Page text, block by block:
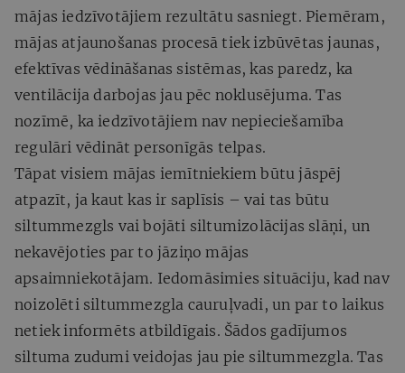
mājas iedzīvotājiem rezultātu sasniegt. Piemēram,
mājas atjaunošanas procesā tiek izbūvētas jaunas,
efektīvas vēdināšanas sistēmas, kas paredz, ka
ventilācija darbojas jau pēc noklusējuma. Tas
nozīmē, ka iedzīvotājiem nav nepieciešamība
regulāri vēdināt personīgās telpas.
Tāpat visiem mājas iemītniekiem būtu jāspēj
atpazīt, ja kaut kas ir saplīsis – vai tas būtu
siltummezgls vai bojāti siltumizolācijas slāņi, un
nekavējoties par to jāziņo mājas
apsaimniekotājam. Iedomāsimies situāciju, kad nav
noizolēti siltummezgla cauruļvadi, un par to laikus
netiek informēts atbildīgais. Šādos gadījumos
siltuma zudumi veidojas jau pie siltummezgla. Tas